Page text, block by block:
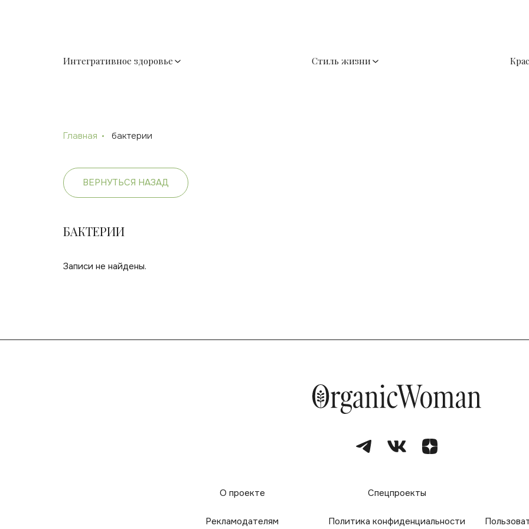
Интегративное здоровье Стиль жизни
Главная бактерии
ВЕРНУТЬСЯ НАЗАД
БАКТЕРИИ
Записи не найдены.
О проекте Спецпроекты
Рекламодателям Политика конфиденциальности